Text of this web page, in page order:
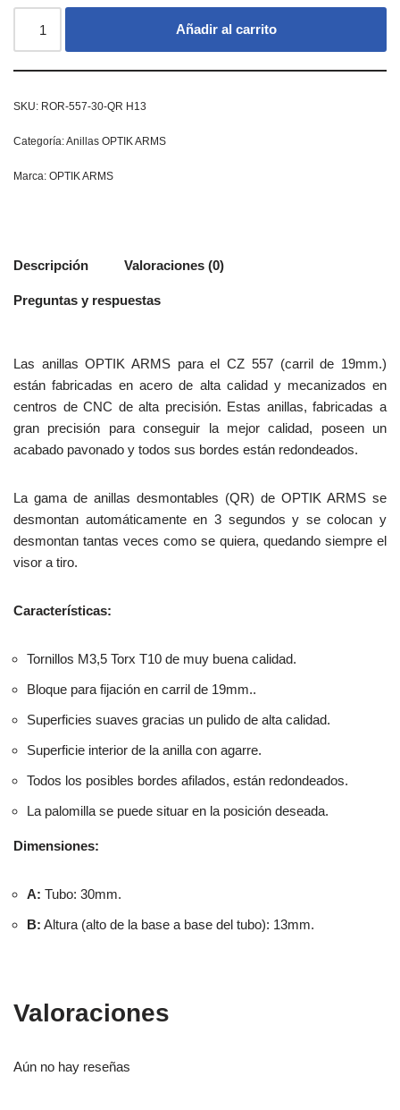
Añadir al carrito
SKU: ROR-557-30-QR H13
Categoría:Anillas OPTIK ARMS
Marca: OPTIK ARMS
Descripción Valoraciones (0)
Preguntas y respuestas
Las anillas OPTIK ARMS para el CZ 557 (carril de 19mm.)
están fabricadas en acero de alta calidad y mecanizados en
centros de CNC de alta precisión. Estas anillas, fabricadas a
gran precisión para conseguir la mejor calidad, poseen un
acabado pavonado y todos sus bordes están redondeados.
La gama de anillas desmontables (QR) de OPTIK ARMS se
desmontan automáticamente en 3 segundos y se colocan y
desmontan tantas veces como se quiera, quedando siempre el
visor a tiro.
Características:
Tornillos M3,5 Torx T10 de muy buena calidad.
Bloque para fijación en carril de 19mm..
Superficies suaves gracias un pulido de alta calidad.
Superficie interior de la anilla con agarre.
Todos los posibles bordes afilados, están redondeados.
La palomilla se puede situar en la posición deseada.
Dimensiones:
A: Tubo: 30mm.
B: Altura (alto de la base a base del tubo): 13mm.
Valoraciones
Aún no hay reseñas